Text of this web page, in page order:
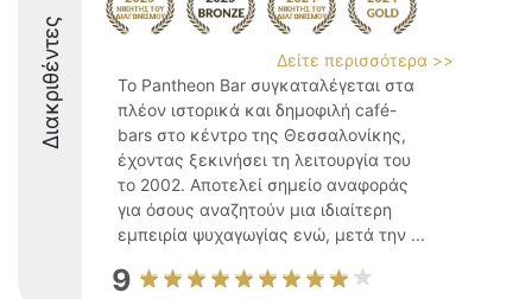
Διακριθέντες
Δείτε περισσότερα >>
Το Pantheon Bar συγκαταλέγεται στα
πλέον ιστορικά και δημοφιλή café-
bars στο κέντρο της Θεσσαλονίκης,
έχοντας ξεκινήσει τη λειτουργία του
το 2002. Αποτελεί σημείο αναφοράς
για όσους αναζητούν μια ιδιαίτερη
εμπειρία ψυχαγωγίας ενώ, μετά την ...
9